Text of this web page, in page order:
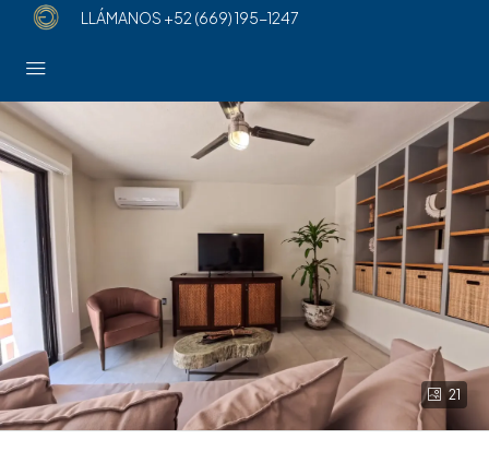
LLÁMANOS +52 (669) 195-1247
21